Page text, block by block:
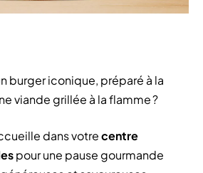
burger iconique, préparé à la
viande grillée à la flamme ?
dans votrecentre
pour une pause gourmande